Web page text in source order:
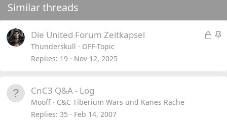
Similar threads
L
S
Die United Forum Zeitkapsel
Thunderskull
OFF-Topic
Replies 19 Nov 12, 2025
CnC3 Q&A - Log
Mooff
C&C Tiberium Wars und Kanes Rache
Replies 35 Feb 14, 2007